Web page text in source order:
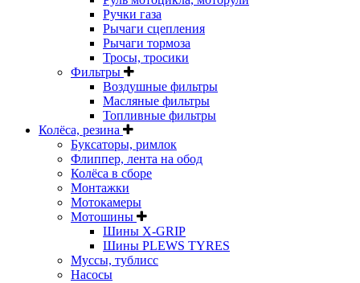
Ручки газа
Рычаги сцепления
Рычаги тормоза
Тросы, тросики
Фильтры
Воздушные фильтры
Масляные фильтры
Топливные фильтры
Колёса, резина
Буксаторы, римлок
Флиппер, лента на обод
Колёса в сборе
Монтажки
Мотокамеры
Мотошины
Шины X-GRIP
Шины PLEWS TYRES
Муссы, тублисс
Насосы